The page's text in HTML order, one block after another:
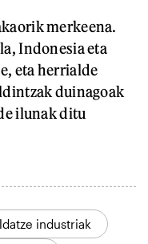
merkeena.
Indonesia eta
eta herrialde
duinagoak
ilunak ditu
industriak